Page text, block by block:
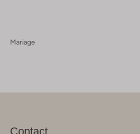
Mariage
Contact